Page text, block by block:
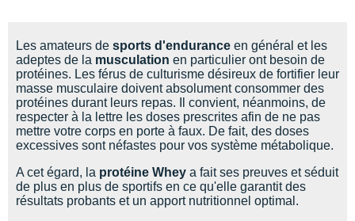
Les amateurs de sports d'endurance en général et les
adeptes de la musculation en particulier ont besoin de
protéines. Les férus de culturisme désireux de fortifier leur
masse musculaire doivent absolument consommer des
protéines durant leurs repas. Il convient, néanmoins, de
respecter à la lettre les doses prescrites afin de ne pas
mettre votre corps en porte à faux. De fait, des doses
excessives sont néfastes pour vos système métabolique.
A cet égard, la protéine Whey a fait ses preuves et séduit
de plus en plus de sportifs en ce qu'elle garantit des
résultats probants et un apport nutritionnel optimal.